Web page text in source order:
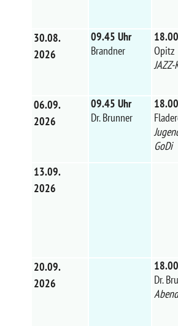
30.08.
2026
09.45 Uhr
Brandner
Opitz
06.09.
2026
09.45 Uhr
Dr. Brunner
GoDi
13.09.
2026
20.09.
2026
Dr.